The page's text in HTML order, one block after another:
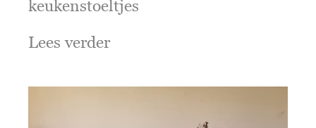
keukenstoeltjes
Lees verder